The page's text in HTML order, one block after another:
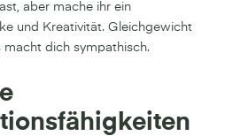
aber mache ihr ein
und Kreativität. Gleichgewicht
macht dich sympathisch.